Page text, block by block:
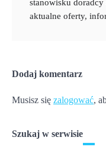
stanowisku
aktualne oferty,
Dodaj komentarz
Musisz się zalogować,
Szukaj w serwisie